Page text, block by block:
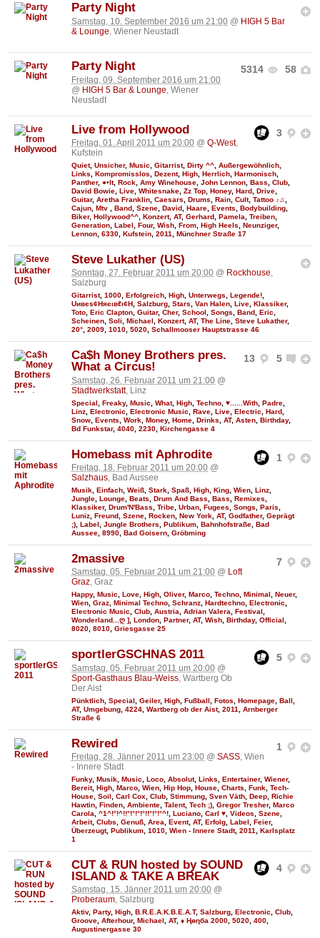
Party Night
Samstag, 10. September 2016 um 21:00 @ HIGH 5 Bar
& Lounge , Wiener Neustadt
5314 58
Party Night
Freitag, 09. September 2016 um 21:00
@ HIGH 5 Bar & Lounge , Wiener
Neustadt
3
Live from Hollywood
Freitag, 01. April 2011 um 20:00 @ Q-West,
Kufstein
Quiet, Unsicher, Music Gitarrist, Dirty ^^ Außergewöhnlich
Links
Kompromisslos Dezent, High Herrlich Harmonisch
Panther, ●•It, Rock Amy Winehouse John Lennon Bass Club
David Bowie Live Whitesnake Zz Top Honey, Hard Drive
Guitar, Aretha Franklin Caesars Drums Rain Cult, Tattoo ♪♫
Cajun Mtv Band Szene David Haare Events Bodybuilding
Biker, Hollywood^^ Konzert, AT, Gerhard Pamela Treiben
Generation Label Four, Wish From High Heels Neunziger,
Lennon 6330 Kufstein 2011 Münchner Straße 17
Steve Lukather (US)
Sonntag, 27. Februar 2011 um 20:00 @ Rockhouse,
Salzburg
Gitarrist, 1000, Erfolgreich, High, Unterwegs, Legende!,
Uивєs¢Няєιвℓι¢Н, Salzburg, Stars, Van Halen, Live, Klassiker,
Toto, Eric Clapton, Guitar, Cher, School, Songs, Band, Eric,
Scheinen, Soli, Michael, Konzert, AT, The Line, Steve Lukather,
20°, 2009, 1010, 5020, Schallmooser Hauptstrasse 46
13 5
Ca$h Money Brothers pres.
What a Circus!
Samstag, 26. Februar 2011 um 21:00 @
Stadtwerkstatt, Linz
Special Freaky, Music What, High Techno ♥......With Padre
Linz Electronic Electronic Music Rave Live Electric Hard
Snow Events Work Money, Home Drinks AT, Asten Birthday,
Bd Funkstar, 4040 2230 Kirchengasse 4
1
Homebass mit Aphrodite
Freitag, 18. Februar 2011 um 20:00 @
Salzhaus, Bad Aussee
Musik Einfach Weiß Stark Spaß High King Wien Linz
Jungle Lounge Beats Drum And Bass Bass Remixes
Klassiker, Drum'N'Bass Tribe Urban Fugees Songs Paris
Luniz Freund Szene Rocken New York AT, Godfather, Geprägt
;) Label Jungle Brothers Publikum Bahnhofstraße Bad
Aussee 8990 Bad Goisern Gröbming
7
2massive
Samstag, 05. Februar 2011 um 21:00 @ Loft
Graz, Graz
Happy, Music, Love, High, Oliver, Marco, Techno, Minimal, Neuer,
Wien, Graz, Minimal Techno, Schranz, Hardtechno, Electronic,
Electronic Music, Club, Austria, Adrian Valera, Festival,
Wonderland...ღ ], London, Partner, AT, Wish, Birthday, Official,
8020, 8010, Griesgasse 25
5
sportlerGSCHNAS 2011
Samstag, 05. Februar 2011 um 20:00 @
Sport-Gasthaus Blau-Weiss , Wartberg Ob
Der Aist
Pünktlich Special Geiler, High Fußball Fotos Homepage Ball
AT, Umgebung 4224 Wartberg ob der Aist, 2011
Arnberger
Straße 6
1
Rewired
Freitag, 28. Jänner 2011 um 23:00 @ SASS, Wien
- Innere Stadt
Funky, Musik Music Loco Absolut, Links Entertainer, Wiener,
Bereit, High Marco Wien Hip Hop House Charts Funk Tech-
House Soil Carl Cox Club Stimmung Sven Väth Deep Richie
Hawtin Finden Ambiente Talent, Tech ;) Gregor Tresher, Marco
Carola
^1^!°!^!!°!°!°!°!!°!°!°^! Luciano Carl ♥ Videos Szene
Arbeit, Clubs Genuß Area Event, AT, Erfolg Label Feier,
Überzeugt, Publikum 1010 Wien - Innere Stadt, 2011
Karlsplatz
1
4
CUT & RUN hosted by SOUND
ISLAND & TAKE A BREAK
Samstag, 15. Jänner 2011 um 20:00 @
Proberaum, Salzburg
Aktiv, Party, High, B.R.E.A.K.B.E.A.T, Salzburg, Electronic, Club,
Groove, Afterhour, Michael , AT, ♦ Ңөηба 2000, 5020, 400,
Augustinergasse 30